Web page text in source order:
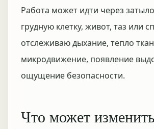
Работа может идти через
грудную клетку, живот, таз или
отслеживаю дыхание, тепло
микродвижение, появление
ощущение безопасности.
Что может